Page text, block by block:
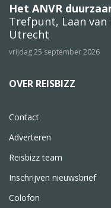
Het ANVR
Trefpunt, Laan van
Utrecht
vrijdag 25 september 2026
OVER REISBIZZ
Contact
Adverteren
Reisbizz team
Inschrijven nieuwsbrief
Colofon